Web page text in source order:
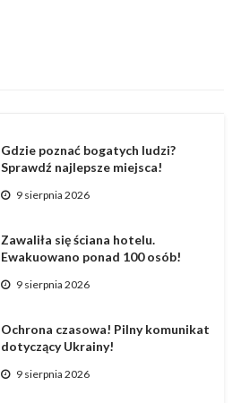
Gdzie poznać bogatych ludzi?
Sprawdź najlepsze miejsca!
9 sierpnia 2026
Zawaliła się ściana hotelu.
Ewakuowano ponad 100 osób!
9 sierpnia 2026
Ochrona czasowa! Pilny komunikat
dotyczący Ukrainy!
9 sierpnia 2026